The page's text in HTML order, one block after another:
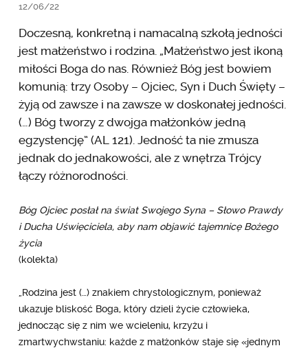
12/06/22
Doczesną, konkretną i namacalną szkołą jedności
jest małżeństwo i rodzina. „Małżeństwo jest ikoną
miłości Boga do nas. Również Bóg jest bowiem
komunią: trzy Osoby – Ojciec, Syn i Duch Święty –
żyją od zawsze i na zawsze w doskonałej jedności.
(…) Bóg tworzy z dwojga małżonków jedną
egzystencję” (AL 121). Jedność ta nie zmusza
jednak do jednakowości, ale z wnętrza Trójcy
łączy różnorodności.
Bóg Ojciec posłał na świat Swojego Syna – Słowo Prawdy
i Ducha Uświęciciela, aby nam objawić tajemnicę Bożego
życia
(kolekta)
„Rodzina jest (…) znakiem chrystologicznym, ponieważ
ukazuje bliskość Boga, który dzieli życie człowieka,
jednocząc się z nim we wcieleniu, krzyżu i
zmartwychwstaniu: każde z małżonków staje się «jednym